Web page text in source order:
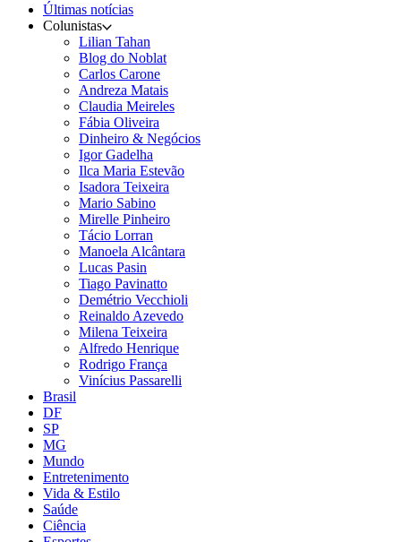
Últimas notícias
Colunistas
Lilian Tahan
Blog do Noblat
Carlos Carone
Andreza Matais
Claudia Meireles
Fábia Oliveira
Dinheiro & Negócios
Igor Gadelha
Ilca Maria Estevão
Isadora Teixeira
Mario Sabino
Mirelle Pinheiro
Tácio Lorran
Manoela Alcântara
Lucas Pasin
Tiago Pavinatto
Demétrio Vecchioli
Reinaldo Azevedo
Milena Teixeira
Alfredo Henrique
Rodrigo França
Vinícius Passarelli
Brasil
DF
SP
MG
Mundo
Entretenimento
Vida & Estilo
Saúde
Ciência